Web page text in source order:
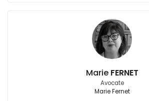
Marie FERNET
Avocate
Marie Fernet